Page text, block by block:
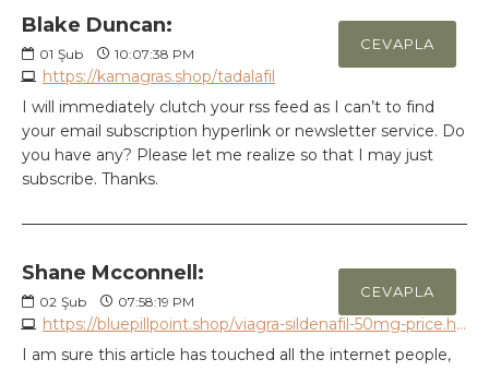
Blake Duncan:
01 Şub 10:07:38 PM
https://kamagras.shop/tadalafil
CEVAPLA
I will immediately clutch your rss feed as I can’t to find
your email subscription hyperlink or newsletter service. Do
you have any? Please let me realize so that I may just
subscribe. Thanks.
Shane Mcconnell:
02 Şub 07:58:19 PM
https://bluepillpoint.shop/viagra-sildenafil-50mg-price.html
CEVAPLA
I am sure this article has touched all the internet people,